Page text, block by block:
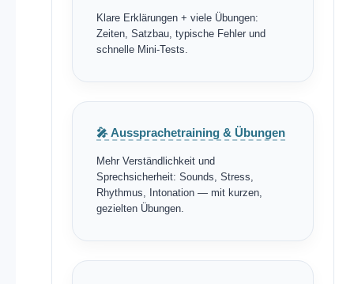
Klare Erklärungen + viele Übungen:
Zeiten, Satzbau, typische Fehler und
schnelle Mini-Tests.
🎤 Aussprachetraining & Übungen
Mehr Verständlichkeit und
Sprechsicherheit: Sounds, Stress,
Rhythmus, Intonation — mit kurzen,
gezielten Übungen.